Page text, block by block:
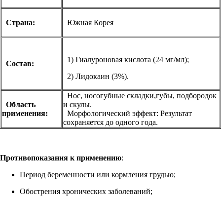
Страна: Южная Корея
Состав:
1) Гиалуроновая кислота (24 мг/мл);
2) Лидокаин (3%).
Область
применения:
Нос, носогубные складки,губы, подбородок
и скулы.
Морфологический эффект: Результат
сохраняется до одного года.
Противопоказания к применению:
Период беременности или кормления грудью;
Обострения хронических заболеваний;